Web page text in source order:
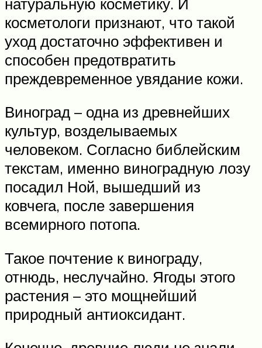
косметологи признают, что такой
уход достаточно эффективен и
способен предотвратить
преждевременное увядание кожи.
Виноград – одна из древнейших
культур, возделываемых
человеком. Согласно библейским
текстам, именно виноградную лозу
посадил Ной, вышедший из
ковчега, после завершения
всемирного потопа.
Такое почтение к винограду,
отнюдь, неслучайно. Ягоды этого
растения – это мощнейший
природный антиоксидант.